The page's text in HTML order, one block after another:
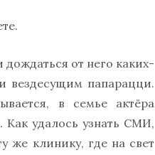
от него каких-
вездесущим папарацци.
в семье актёра
Как удалось узнать СМИ,
же клинику, где на свет